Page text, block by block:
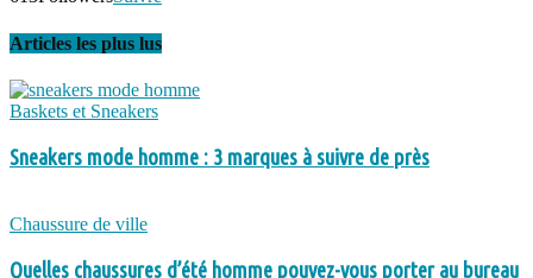
Articles les plus lus
Baskets et Sneakers
Sneakers mode homme : 3 marques à suivre de près
Chaussure de ville
Quelles chaussures d’été homme pouvez-vous porter au bureau